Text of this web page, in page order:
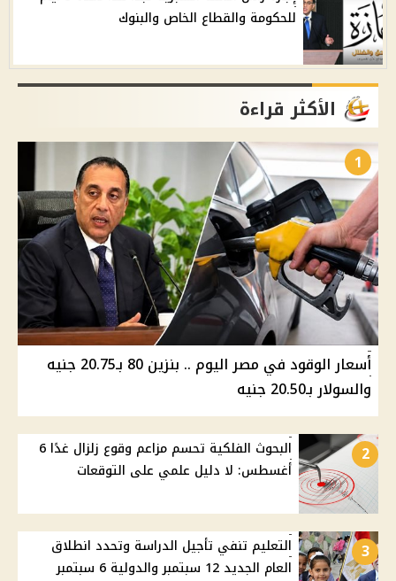
للحكومة والقطاع الخاص والبنوك
الأكثر قراءة
1
أسعار الوقود في مصر اليوم .. بنزين 80 بـ20.75 جنيه
والسولار بـ20.50 جنيه
2
البحوث الفلكية تحسم مزاعم وقوع زلزال غدًا 6
أغسطس: لا دليل علمي على التوقعات
3
التعليم تنفي تأجيل الدراسة وتحدد انطلاق
العام الجديد 12 سبتمبر والدولية 6 سبتمبر